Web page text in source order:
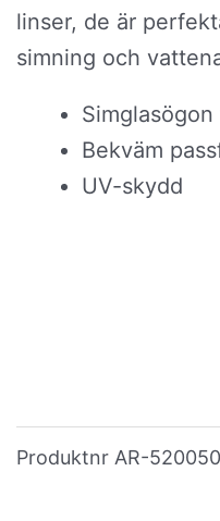
linser, de är
simning och
Bekväm
UV-skydd
Produktnr AR-